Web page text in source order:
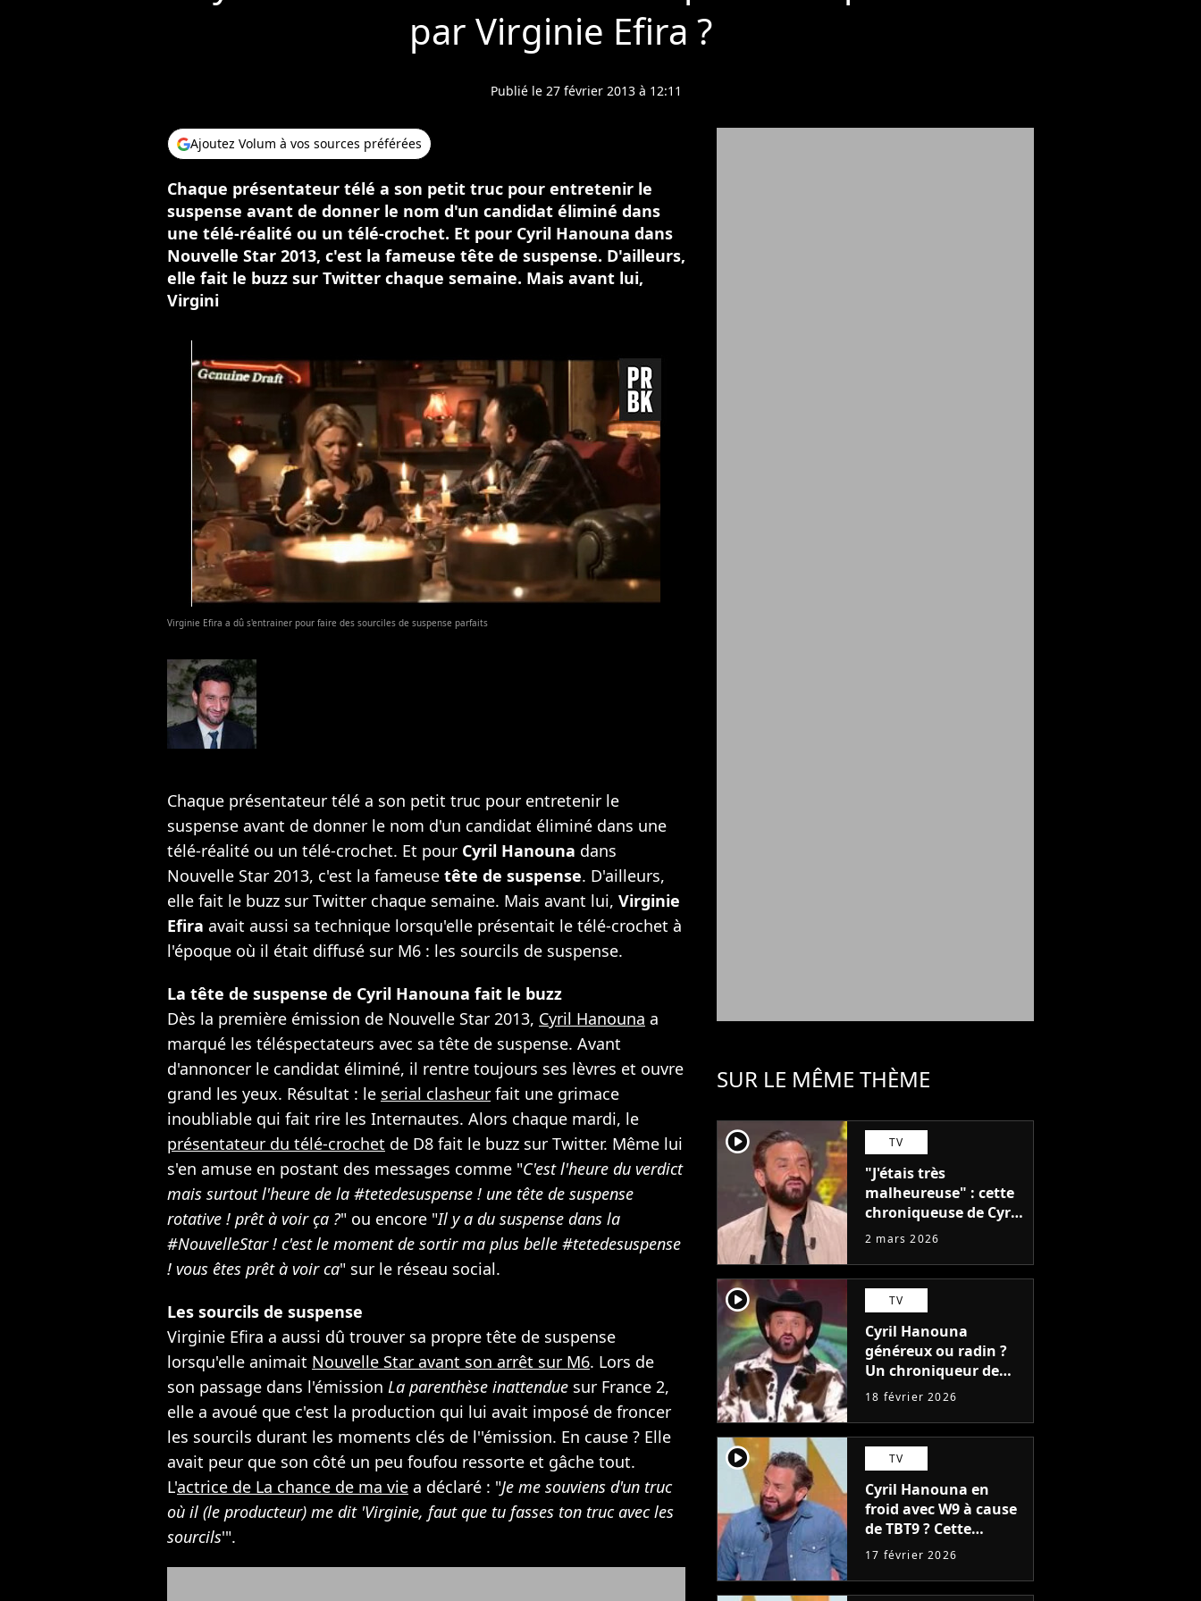
par Virginie Efira ?
Publié le 27 février 2013 à 12:11
Ajoutez Volum à vos sources préférées
Chaque présentateur télé a son petit truc pour entretenir le
suspense avant de donner le nom d'un candidat éliminé dans
une télé-réalité ou un télé-crochet. Et pour Cyril Hanouna dans
Nouvelle Star 2013, c'est la fameuse tête de suspense. D'ailleurs,
elle fait le buzz sur Twitter chaque semaine. Mais avant lui,
Virgini
Virginie Efira a dû s'entrainer pour faire des sourciles de suspense parfaits
Chaque présentateur télé a son petit truc pour entretenir le
suspense avant de donner le nom d'un candidat éliminé dans une
télé-réalité ou un télé-crochet. Et pour Cyril Hanouna dans
Nouvelle Star 2013, c'est la fameuse tête de suspense. D'ailleurs,
elle fait le buzz sur Twitter chaque semaine. Mais avant lui, Virginie
Efira avait aussi sa technique lorsqu'elle présentait le télé-crochet à
l'époque où il était diffusé sur M6 : les sourcils de suspense.
La tête de suspense de Cyril Hanouna fait le buzz
Dès la première émission de Nouvelle Star 2013, Cyril Hanouna a
marqué les téléspectateurs avec sa tête de suspense. Avant
d'annoncer le candidat éliminé, il rentre toujours ses lèvres et ouvre
grand les yeux. Résultat : le serial clasheur fait une grimace
inoubliable qui fait rire les Internautes. Alors chaque mardi, le
présentateur du télé-crochet de D8 fait le buzz sur Twitter. Même lui
s'en amuse en postant des messages comme "C'est l'heure du verdict
mais surtout l'heure de la #tetedesuspense ! une tête de suspense
rotative ! prêt à voir ça ?" ou encore "Il y a du suspense dans la
#NouvelleStar ! c'est le moment de sortir ma plus belle #tetedesuspense
! vous êtes prêt à voir ca" sur le réseau social.
Les sourcils de suspense
Virginie Efira a aussi dû trouver sa propre tête de suspense
lorsqu'elle animait Nouvelle Star avant son arrêt sur M6. Lors de
son passage dans l'émission La parenthèse inattendue sur France 2,
elle a avoué que c'est la production qui lui avait imposé de froncer
les sourcils durant les moments clés de l''émission. En cause ? Elle
avait peur que son côté un peu foufou ressorte et gâche tout.
L'actrice de La chance de ma vie a déclaré : "Je me souviens d'un truc
où il (le producteur) me dit 'Virginie, faut que tu fasses ton truc avec les
sourcils'".
SUR LE MÊME THÈME
player2 TV
"J'étais très
malheureuse" : cette
chroniqueuse de Cyril
Hanouna détestait
mais est restée "pour
l'argent"
2 mars 2026
player2 TV
Cyril Hanouna
généreux ou radin ?
Un chroniqueur de
TBT9 dévoile son
18 février 2026
player2 TV
Cyril Hanouna en
froid avec W9 à cause
de TBT9 ? Cette
décision qu'il ne
quand même bizarre"
17 février 2026